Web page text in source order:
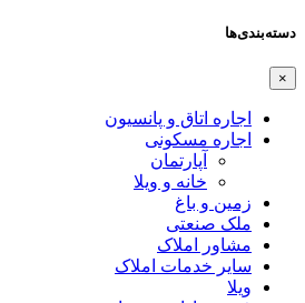
دسته‌بندی‌ها
×
اجاره اتاق و پانسیون
اجاره مسکونی
آپارتمان
خانه و ویلا
زمین و باغ
ملک صنعتی
مشاور املاک
سایر خدمات املاک
ویلا